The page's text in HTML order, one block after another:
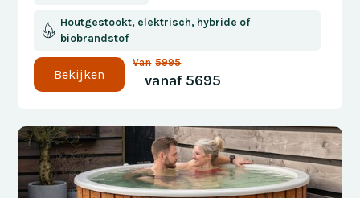
Houtgestookt, elektrisch, hybride of
biobrandstof
Bekijken
Van 5995
vanaf 5695